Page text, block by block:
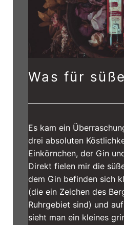
Was für
Es kam ein
drei absoluten
Einkörnchen, der Gin
Direkt fielen mir die
dem Gin befinden sich
(die ein Zeichen des
Ruhrgebiet sind) und
sieht man ein kleines